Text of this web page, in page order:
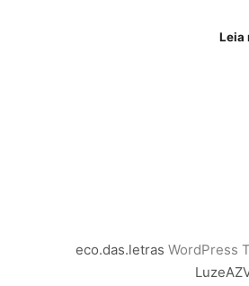
Leia
eco.das.letras WordPress